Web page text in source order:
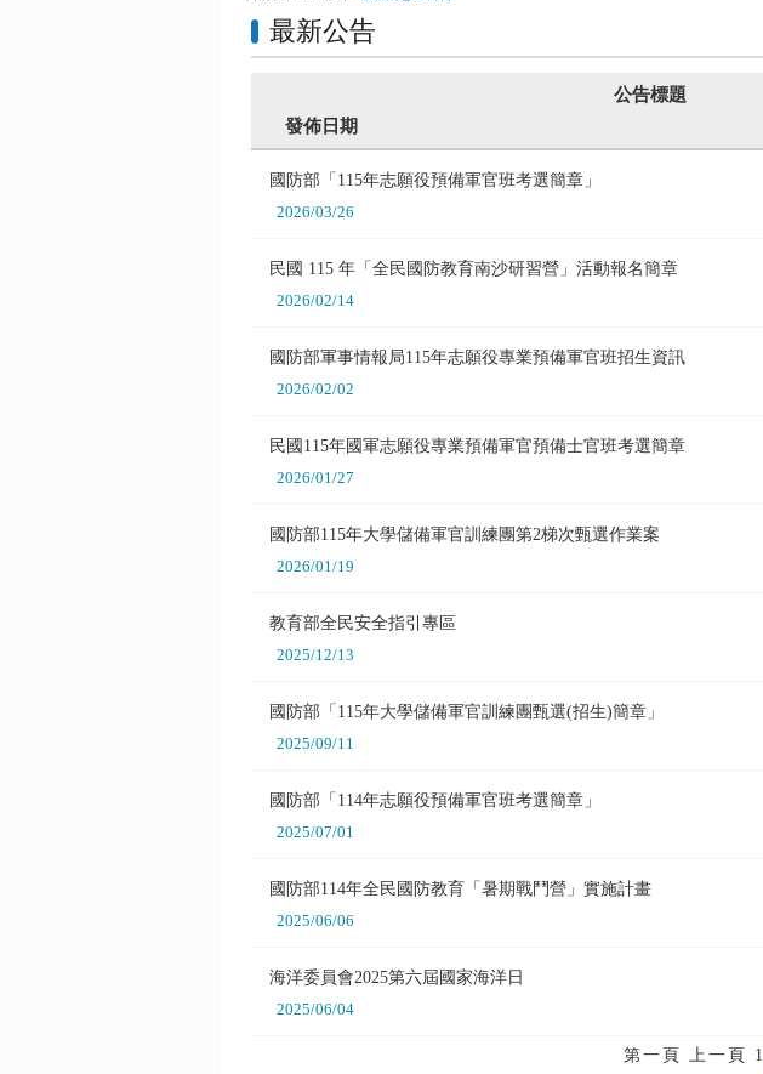
最新公告
公告標題
發佈日期
國防部「115年志願役預備軍官班考選簡章」
2026/03/26
民國 115 年「全民國防教育南沙研習營」活動報名簡章
2026/02/14
國防部軍事情報局115年志願役專業預備軍官班招生資訊
2026/02/02
民國115年國軍志願役專業預備軍官預備士官班考選簡章
2026/01/27
國防部115年大學儲備軍官訓練團第2梯次甄選作業案
2026/01/19
教育部全民安全指引專區
2025/12/13
國防部「115年大學儲備軍官訓練團甄選(招生)簡章」
2025/09/11
國防部「114年志願役預備軍官班考選簡章」
2025/07/01
國防部114年全民國防教育「暑期戰鬥營」實施計畫
2025/06/06
海洋委員會2025第六屆國家海洋日
2025/06/04
第一頁 上一頁 1